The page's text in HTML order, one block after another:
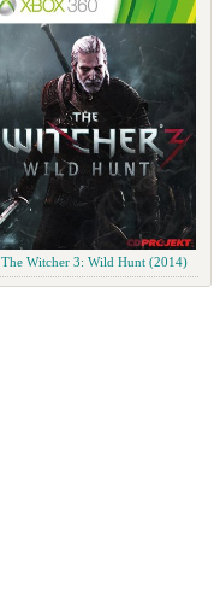
The Witcher 3: Wild Hunt (2014)